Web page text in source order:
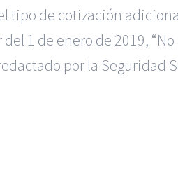
tipo de cotización
1 de enero de 2019,
por la Seguridad